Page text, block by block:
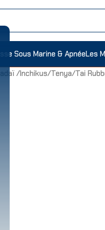
Sous Marine & ApnéeLes
/Inchikus/Tenya/Tai